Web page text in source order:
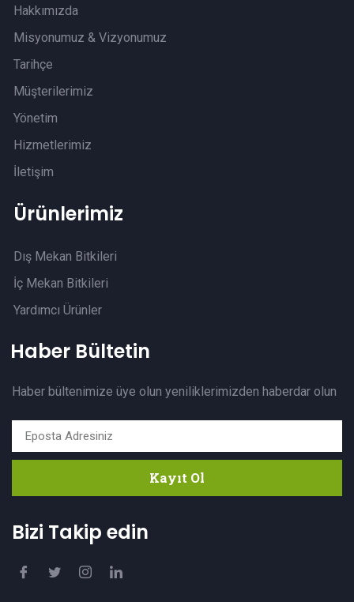
Hakkımızda
Misyonumuz & Vizyonumuz
Tarihçe
Müşterilerimiz
Yönetim
Hizmetlerimiz
İletişim
Ürünlerimiz
Dış Mekan Bitkileri
İç Mekan Bitkileri
Yardımcı Ürünler
Haber Bültetin
Haber bültenimize üye olun yeniliklerimizden haberdar olun
Kayıt Ol
Bizi Takip edin